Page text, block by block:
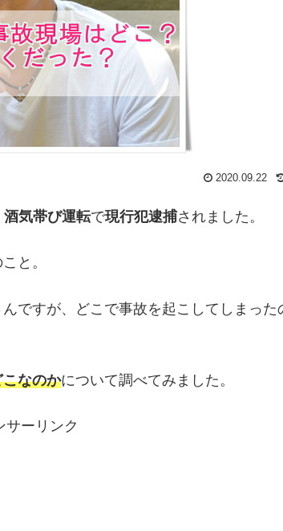
2020.09.22
酒気帯び運転で現行犯逮捕されました。
と。
ですが、どこで事故を起こしてしまった
なのかについて調べてみました。
サーリンク